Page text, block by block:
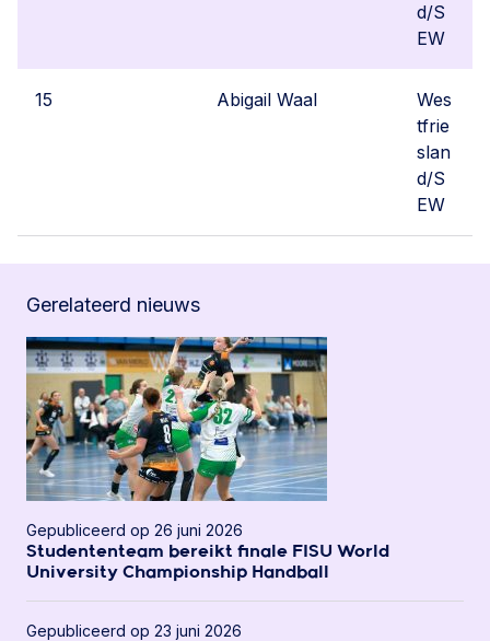
d/S
EW
15 Abigail Waal
Wes
tfrie
slan
d/S
EW
Gerelateerd nieuws
Gepubliceerd op 26 juni 2026
Studententeam bereikt finale FISU World
University Championship Handball
Gepubliceerd op 23 juni 2026